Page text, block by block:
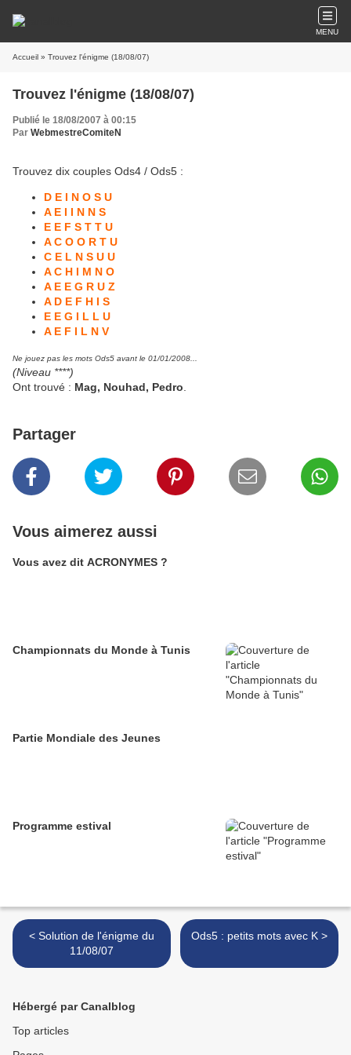
MENU
Accueil » Trouvez l'énigme (18/08/07)
Trouvez l'énigme (18/08/07)
Publié le 18/08/2007 à 00:15
Par WebmestreComiteN
Trouvez dix couples Ods4 / Ods5 :
D E I N O S U
A E I I N N S
E E F S T T U
A C O O R T U
C E L N S U U
A C H I M N O
A E E G R U Z
A D E F H I S
E E G I L L U
A E F I L N V
Ne jouez pas les mots Ods5 avant le 01/01/2008...
(Niveau ****)
Ont trouvé : Mag, Nouhad, Pedro
Partager
Vous aimerez aussi
Vous avez dit ACRONYMES ?
Championnats du Monde à Tunis
Partie Mondiale des Jeunes
Programme estival
< Solution de l'énigme du
11/08/07
Ods5 : petits mots avec K >
Hébergé par Canalblog
Top articles